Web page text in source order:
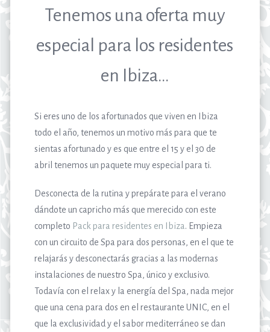
Tenemos una oferta muy
especial para los residentes
en Ibiza…
Si eres uno de los afortunados que viven en Ibiza
todo el año, tenemos un motivo más para que te
sientas afortunado y es que entre el 15 y el 30 de
abril tenemos un paquete muy especial para ti.
Desconecta de la rutina y prepárate para el verano
dándote un capricho más que merecido con este
completo Pack para residentes en Ibiza. Empieza
con un circuito de Spa para dos personas, en el que te
relajarás y desconectarás gracias a las modernas
instalaciones de nuestro Spa, único y exclusivo.
Todavía con el relax y la energía del Spa, nada mejor
que una cena para dos en el restaurante UNIC, en el
que la exclusividad y el sabor mediterráneo se dan